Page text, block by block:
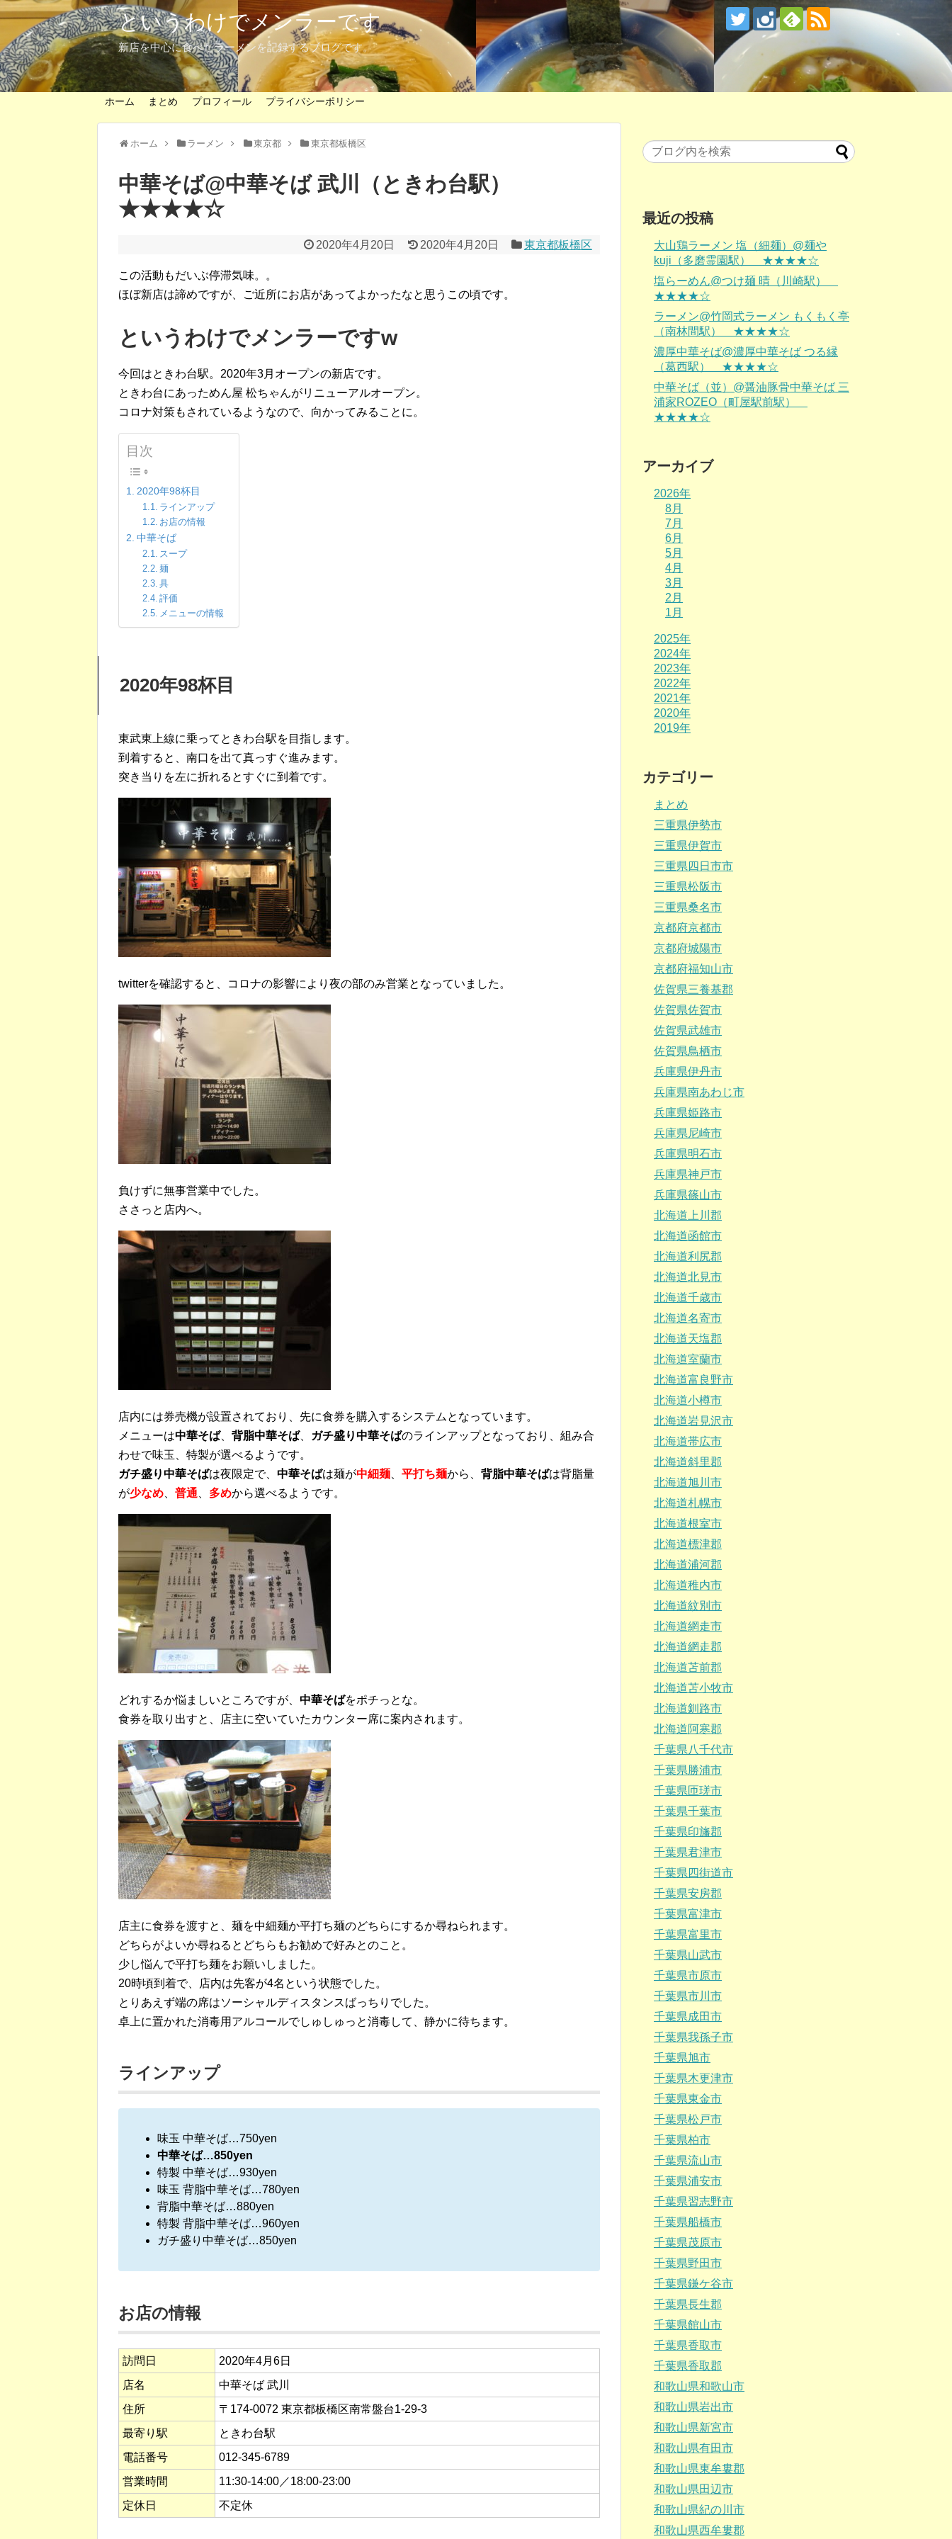
というわけでメンラーです
新店を中心に食べたラーメンを記録するブログです。
ホーム まとめ プロフィール プライバシーポリシー
ホーム ラーメン 東京都 東京都板橋区
中華そば@中華そば 武川（ときわ台駅）
★★★★☆
2020年4月20日 2020年4月20日 東京都板橋区
この活動もだいぶ停滞気味。。
ほぼ新店は諦めですが、ご近所にお店があってよかったなと思うこの頃です。
というわけでメンラーですw
今回はときわ台駅。2020年3月オープンの新店です。
ときわ台にあっためん屋 松ちゃんがリニューアルオープン。
コロナ対策もされているようなので、向かってみることに。
目次
2020年98杯目
ラインアップ
お店の情報
中華そば
スープ
麺
具
評価
メニューの情報
2020年98杯目
東武東上線に乗ってときわ台駅を目指します。
到着すると、南口を出て真っすぐ進みます。
突き当りを左に折れるとすぐに到着です。
twitterを確認すると、コロナの影響により夜の部のみ営業となっていました。
負けずに無事営業中でした。
ささっと店内へ。
店内には券売機が設置されており、先に食券を購入するシステムとなっています。
メニューは中華そば、 背脂中華そば、 ガチ盛り中華そばのラインアップとなっており、組み合
わせで味玉、特製が選べるようです。
ガチ盛り中華そばは夜限定で、 中華そばは麺が中細麺 平打ち麺から、 背脂中華そばは背脂量
が少なめ 普通 多めから選べるようです。
どれするか悩ましいところですが、 中華そばをポチっとな。
食券を取り出すと、店主に空いていたカウンター席に案内されます。
店主に食券を渡すと、麺を中細麺か平打ち麺のどちらにするか尋ねられます。
どちらがよいか尋ねるとどちらもお勧めで好みとのこと。
少し悩んで平打ち麺をお願いしました。
20時頃到着で、店内は先客が4名という状態でした。
とりあえず端の席はソーシャルディスタンスばっちりでした。
卓上に置かれた消毒用アルコールでしゅしゅっと消毒して、静かに待ちます。
ラインアップ
味玉 中華そば…750yen
中華そば…850yen
特製 中華そば…930yen
味玉 背脂中華そば…780yen
背脂中華そば…880yen
特製 背脂中華そば…960yen
ガチ盛り中華そば…850yen
お店の情報
訪問日
2020年4月6日
店名
中華そば 武川
住所
〒174-0072 東京都板橋区南常盤台1-29-3
最寄り駅
ときわ台駅
電話番号
012-345-6789
営業時間
11:30-14:00／18:00-23:00
定休日
不定休
最近の投稿
大山鶏ラーメン 塩（細麺）@麺や
kuji（多磨霊園駅） ★★★★☆
塩らーめん@つけ麺 晴（川崎駅）
★★★★☆
ラーメン@竹岡式ラーメン もくもく亭
（南林間駅） ★★★★☆
濃厚中華そば@濃厚中華そば つる縁
（葛西駅） ★★★★☆
中華そば（並）@醤油豚骨中華そば 三
浦家ROZEO（町屋駅前駅）
★★★★☆
アーカイブ
2026年
8月
7月
6月
5月
4月
3月
2月
1月
2025年
2024年
2023年
2022年
2021年
2020年
2019年
カテゴリー
まとめ
三重県伊勢市
三重県伊賀市
三重県四日市市
三重県松阪市
三重県桑名市
京都府京都市
京都府城陽市
京都府福知山市
佐賀県三養基郡
佐賀県佐賀市
佐賀県武雄市
佐賀県鳥栖市
兵庫県伊丹市
兵庫県南あわじ市
兵庫県姫路市
兵庫県尼崎市
兵庫県明石市
兵庫県神戸市
兵庫県篠山市
北海道上川郡
北海道函館市
北海道利尻郡
北海道北見市
北海道千歳市
北海道名寄市
北海道天塩郡
北海道室蘭市
北海道富良野市
北海道小樽市
北海道岩見沢市
北海道帯広市
北海道斜里郡
北海道旭川市
北海道札幌市
北海道根室市
北海道標津郡
北海道浦河郡
北海道稚内市
北海道紋別市
北海道網走市
北海道網走郡
北海道苫前郡
北海道苫小牧市
北海道釧路市
北海道阿寒郡
千葉県八千代市
千葉県勝浦市
千葉県匝瑳市
千葉県千葉市
千葉県印旛郡
千葉県君津市
千葉県四街道市
千葉県安房郡
千葉県富津市
千葉県富里市
千葉県山武市
千葉県市原市
千葉県市川市
千葉県成田市
千葉県我孫子市
千葉県旭市
千葉県木更津市
千葉県東金市
千葉県松戸市
千葉県柏市
千葉県流山市
千葉県浦安市
千葉県習志野市
千葉県船橋市
千葉県茂原市
千葉県野田市
千葉県鎌ケ谷市
千葉県長生郡
千葉県館山市
千葉県香取市
千葉県香取郡
和歌山県和歌山市
和歌山県岩出市
和歌山県新宮市
和歌山県有田市
和歌山県東牟婁郡
和歌山県田辺市
和歌山県紀の川市
和歌山県西牟婁郡